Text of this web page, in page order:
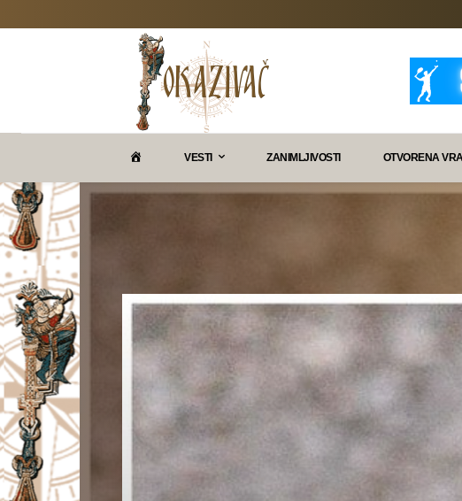
A
Z
VESTI ZANIMLJIVOSTI OTVORENA